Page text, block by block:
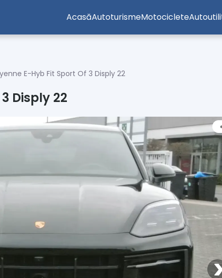
AcasăAutoturismeMotociclete
E-Hyb Fit Sport Of 3 Disply 22
Disply 22